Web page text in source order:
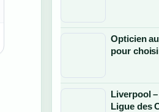
Opticien
pour
Liverpool
Ligue des